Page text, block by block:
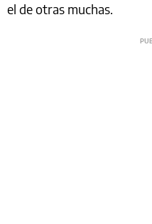
el de otras muchas.